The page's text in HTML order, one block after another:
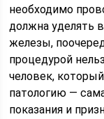
необходимо
должна уделять
железы,
процедурой
человек,
патологию —
показания и